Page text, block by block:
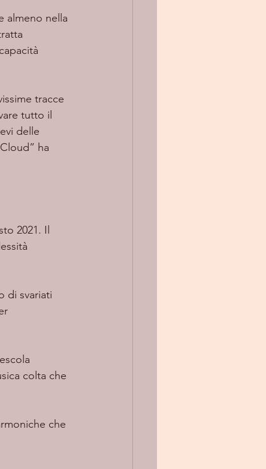
almeno nella
tutto il
delle
ha
2021. Il
colta che